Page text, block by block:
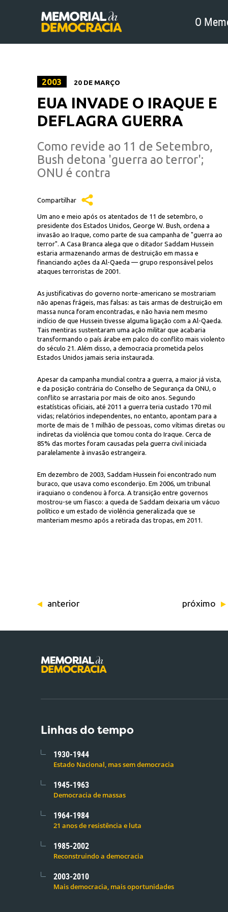
O
2003 20 DE MARÇO
EUA INVADE O IRAQUE E
DEFLAGRA GUERRA
Como revide ao 11 de Setembro,
Bush detona 'guerra ao terror';
ONU é contra
Compartilhar
Um ano e meio após os atentados de 11 de setembro, o
presidente dos Estados Unidos, George W. Bush, ordena a
invasão ao Iraque, como parte de sua campanha de "guerra ao
terror". A Casa Branca alega que o ditador Saddam Hussein
estaria armazenando armas de destruição em massa e
financiando ações da Al-Qaeda — grupo responsável pelos
ataques terroristas de 2001.
As justificativas do governo norte-americano se mostrariam
não apenas frágeis, mas falsas: as tais armas de destruição em
massa nunca foram encontradas, e não havia nem mesmo
indício de que Hussein tivesse alguma ligação com a Al-Qaeda.
Tais mentiras sustentaram uma ação militar que acabaria
transformando o país árabe em palco do conflito mais violento
do século 21. Além disso, a democracia prometida pelos
Estados Unidos jamais seria instaurada.
Apesar da campanha mundial contra a guerra, a maior já vista,
e da posição contrária do Conselho de Segurança da ONU, o
conflito se arrastaria por mais de oito anos. Segundo
estatísticas oficiais, até 2011 a guerra teria custado 170 mil
vidas; relatórios independentes, no entanto, apontam para a
morte de mais de 1 milhão de pessoas, como vítimas diretas ou
indiretas da violência que tomou conta do Iraque. Cerca de
85% das mortes foram causadas pela guerra civil iniciada
paralelamente à invasão estrangeira.
Em dezembro de 2003, Saddam Hussein foi encontrado num
buraco, que usava como esconderijo. Em 2006, um tribunal
iraquiano o condenou à forca. A transição entre governos
mostrou-se um fiasco: a queda de Saddam deixaria um vácuo
político e um estado de violência generalizada que se
manteriam mesmo após a retirada das tropas, em 2011.
anterior próximo
em Porto Alegre, protesta contra guerra dos EUA no Iraque
Ayrton Centeno/Arquivo
Linhas do tempo
1930-1944
Estado Nacional, mas sem democracia
1945-1963
Democracia de massas
1964-1984
21 anos de resistência e luta
1985-2002
Reconstruindo a democracia
2003-2010
Mais democracia, mais oportunidades